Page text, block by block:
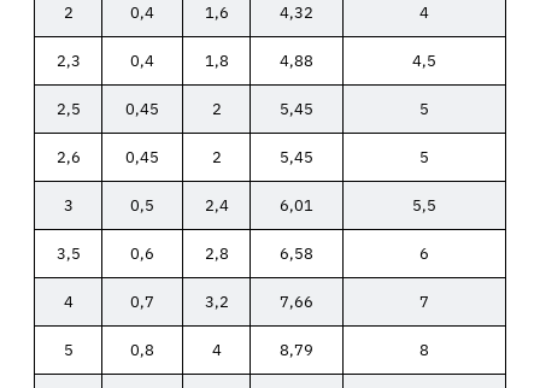
2 0,4 1,6 4,32 4
2,3 0,4 1,8 4,88 4,5
2,5 0,45 2 5,45 5
2,6 0,45 2 5,45 5
3 0,5 2,4 6,01 5,5
3,5 0,6 2,8 6,58 6
4 0,7 3,2 7,66 7
5 0,8 4 8,79 8